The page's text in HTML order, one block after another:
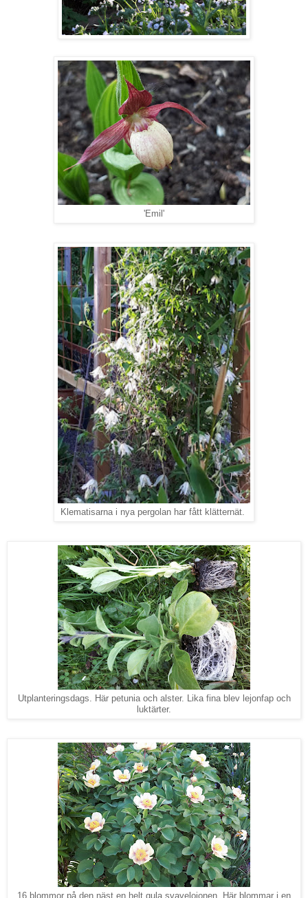
'Emil'
Klematisarna i nya pergolan har fått klätternät.
Utplanteringsdags. Här petunia och alster. Lika fina blev lejonfap och
luktärter.
16 blommor på den näst en helt gula svaveloionen. Här blommar i en